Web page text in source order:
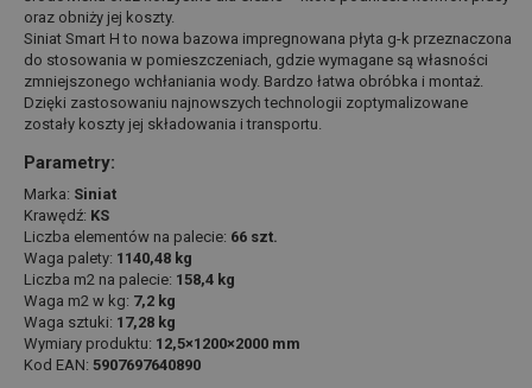
oraz obniży jej koszty.
Siniat Smart H to nowa bazowa impregnowana płyta g-k przeznaczona
do stosowania w pomieszczeniach, gdzie wymagane są własności
zmniejszonego wchłaniania wody. Bardzo łatwa obróbka i montaż.
Dzięki zastosowaniu najnowszych technologii zoptymalizowane
zostały koszty jej składowania i transportu.
Parametry:
Marka: Siniat
Krawędź: KS
Liczba elementów na palecie: 66 szt.
Waga palety: 1140,48 kg
Liczba m2 na palecie: 158,4 kg
Waga m2 w kg: 7,2 kg
Waga sztuki: 17,28 kg
Wymiary produktu: 12,5×1200×2000 mm
Kod EAN: 5907697640890